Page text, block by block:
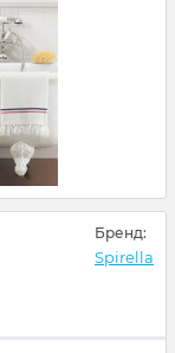
Бренд:
Spirella